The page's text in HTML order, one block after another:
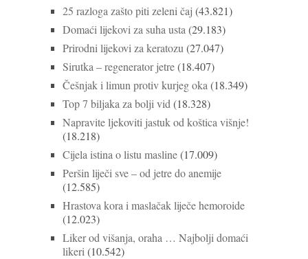
25 razloga zašto piti zeleni čaj (43.821)
Domaći lijekovi za suha usta (29.183)
Prirodni lijekovi za keratozu (27.047)
Sirutka – regenerator jetre(18.407)
Češnjak i limun protiv kurjeg oka (18.349)
Top 7 biljaka za bolji vid (18.328)
Napravite ljekoviti jastuk od koštica višnje!
(18.218)
Cijela istina o listu masline(17.009)
Peršin liječi sve – od jetre do anemije
(12.585)
Hrastova kora i maslačak liječe hemoroide
(12.023)
Liker od višanja, oraha … Najbolji domaći
likeri (10.542)